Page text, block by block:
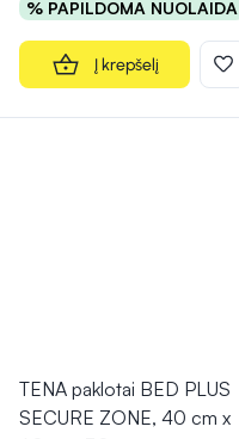
% PAPILDOMA NUOLAIDA
Į krepšelį
TENA paklotai BED PLUS
SECURE ZONE, 40 cm x